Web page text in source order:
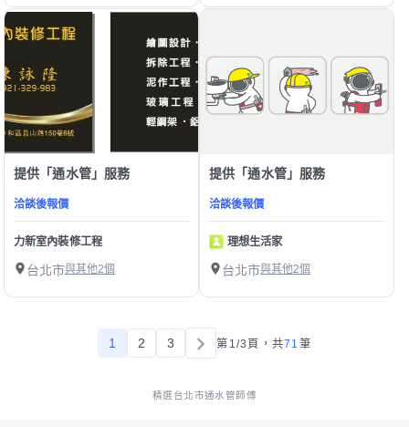
提供「通水管」服務
洽談後報價
力新室內裝修工程
台北市與其他2個
提供「通水管」服務
洽談後報價
理想生活家
台北市與其他2個
1 2 3 第1/3頁， 共71 筆
精選台北市通水管師傅